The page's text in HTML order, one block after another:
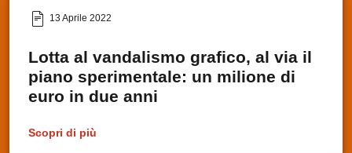
13 Aprile 2022
Lotta al vandalismo grafico, al via il
piano sperimentale: un milione di
euro in due anni
Scopri di più